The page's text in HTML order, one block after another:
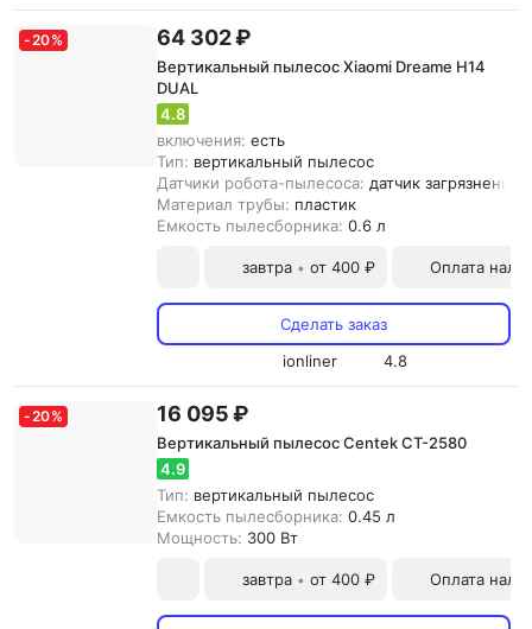
-20% 64 302 ₽
Вертикальный пылесос Xiaomi Dreame H14
DUAL
4.8
включения: есть
Тип: вертикальный пылесос
Датчики робота-пылесоса: датчик загрязнения
Материал трубы: пластик
Емкость пылесборника: 0.6 л
завтра • от 400 ₽ Оплата
Сделать заказ
ionliner
4.8
-20% 16 095 ₽
Вертикальный пылесос Centek CT-2580
4.9
Тип: вертикальный пылесос
Емкость пылесборника: 0.45 л
Мощность: 300 Вт
завтра • от 400 ₽ Оплата